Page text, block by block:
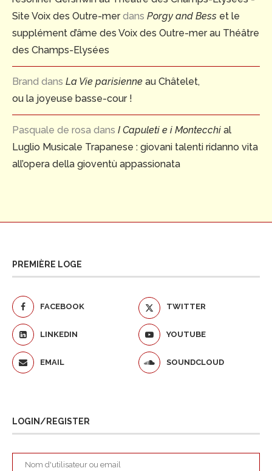
Site Voix des Outre-merdans Porgy and Bess et le
supplément d’âme des Voix des Outre-mer au Théâtre
des Champs-Elysées
Brand dans La Vie parisienne au Châtelet,
ou la joyeuse basse-cour !
Pasquale de rosa dans I Capuleti e i Montecchi al
Luglio Musicale Trapanese : giovani talenti ridanno vita
all’opera della gioventù appassionata
PREMIÈRE LOGE
FACEBOOK TWITTER
LINKEDIN YOUTUBE
EMAIL SOUNDCLOUD
LOGIN/REGISTER